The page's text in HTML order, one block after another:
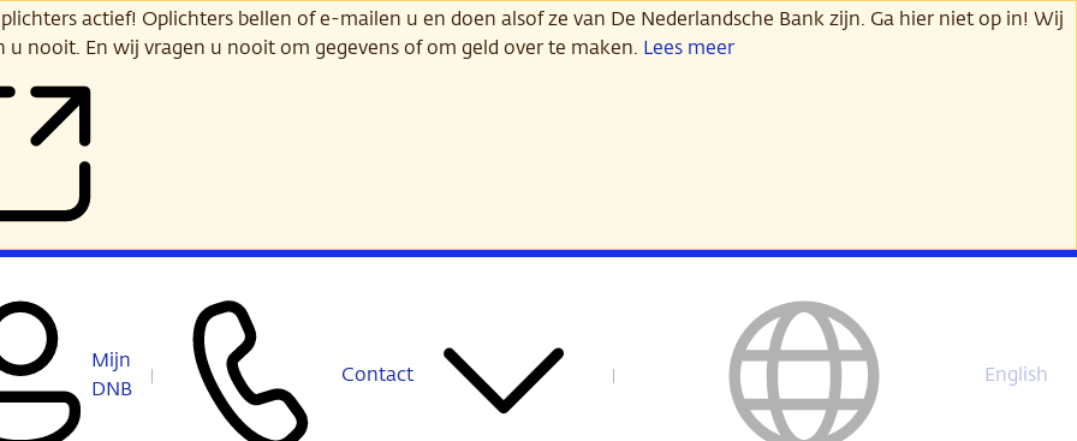
actief! Oplichters bellen of e-mailen u en doen alsof ze van De Nederlandsche Bank zijn. Ga hier niet op in! Wij
u nooit. En wij vragen u nooit om gegevens of om geld over te maken. Lees meer
Mijn
DNB
Contact English